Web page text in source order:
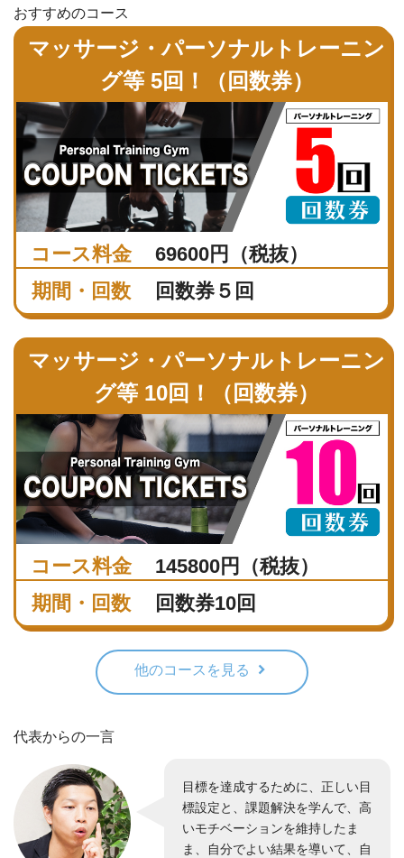
おすすめのコース
マッサージ・パーソナルトレーニン
グ等 5回！（回数券）
コース料金
69600円（税抜）
期間・回数
回数券５回
マッサージ・パーソナルトレーニン
グ等 10回！（回数券）
コース料金
145800円（税抜）
期間・回数
回数券10回
他のコースを見る
代表からの一言
目標を達成するために、正しい目
標設定と、課題解決を学んで、高
いモチベーションを維持したま
ま、自分でよい結果を導いて、自